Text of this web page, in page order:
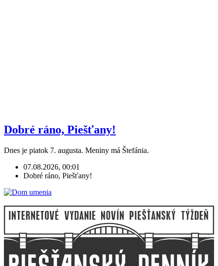
Dobré ráno, Piešťany!
Dnes je piatok 7. augusta. Meniny má Štefánia.
07.08.2026, 00:01
Dobré ráno, Piešťany!